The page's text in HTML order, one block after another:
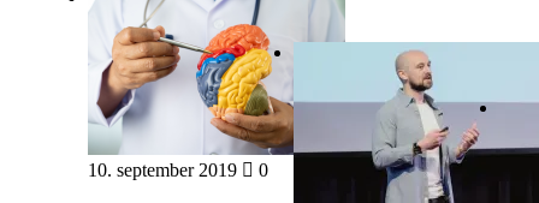
10. september 2019 0